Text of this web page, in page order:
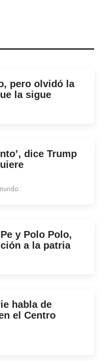
pero olvidó la
la sigue
dice Trump
y Polo Polo,
a la patria
habla de
el Centro